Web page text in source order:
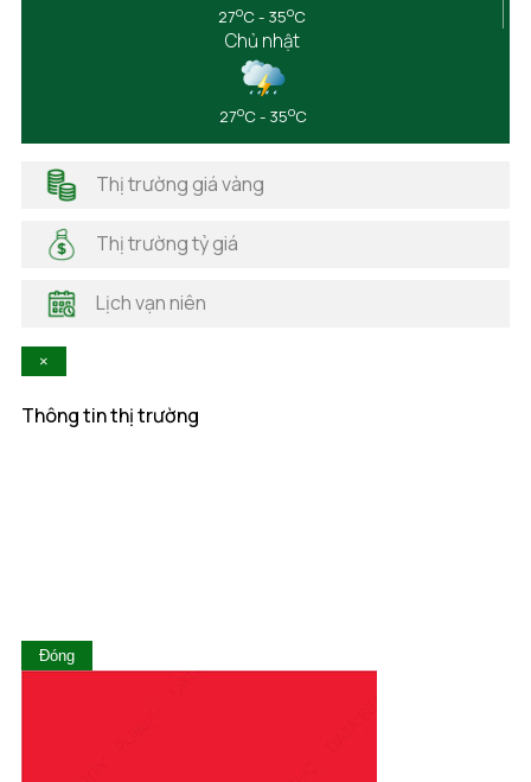
Hà Giang
Hải Dương
Hải Phòng
Hà Tĩnh
Hòa Bình
Lai Châu
27oC - 35oC
Chủ nhật
27oC - 35oC
Thị trường giá vàng
Thị trường tỷ giá
Lịch vạn niên
×
Thông tin thị trường
Đóng